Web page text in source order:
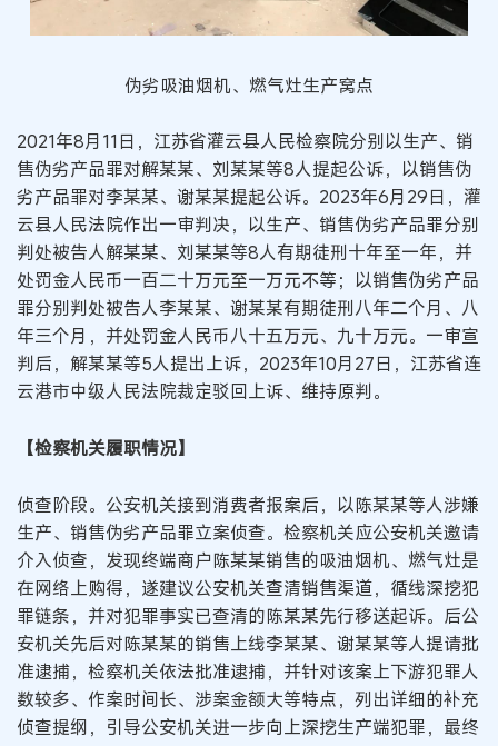
伪劣吸油烟机、燃气灶生产窝点
2021年8月11日，江苏省灌云县人民检察院分别以生产、销
售伪劣产品罪对解某某、刘某某等8人提起公诉，以销售伪
劣产品罪对李某某、谢某某提起公诉。2023年6月29日，灌
云县人民法院作出一审判决，以生产、销售伪劣产品罪分别
判处被告人解某某、刘某某等8人有期徒刑十年至一年，并
处罚金人民币一百二十万元至一万元不等；以销售伪劣产品
罪分别判处被告人李某某、谢某某有期徒刑八年二个月、八
年三个月，并处罚金人民币八十五万元、九十万元。一审宣
判后，解某某等5人提出上诉，2023年10月27日，江苏省连
云港市中级人民法院裁定驳回上诉、维持原判。
【检察机关履职情况】
侦查阶段。公安机关接到消费者报案后，以陈某某等人涉嫌
生产、销售伪劣产品罪立案侦查。检察机关应公安机关邀请
介入侦查，发现终端商户陈某某销售的吸油烟机、燃气灶是
在网络上购得，遂建议公安机关查清销售渠道，循线深挖犯
罪链条，并对犯罪事实已查清的陈某某先行移送起诉。后公
安机关先后对陈某某的销售上线李某某、谢某某等人提请批
准逮捕，检察机关依法批准逮捕，并针对该案上下游犯罪人
数较多、作案时间长、涉案金额大等特点，列出详细的补充
侦查提纲，引导公安机关进一步向上深挖生产端犯罪，最终